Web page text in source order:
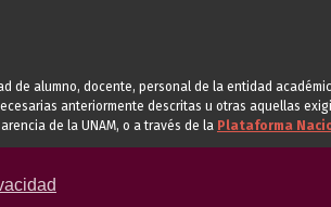
de alumno, docente, personal de la entidad
anteriormente descritas u otras aquellas
de la UNAM, o a través de la Plataforma